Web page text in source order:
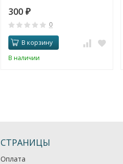
300 ₽
0
В корзину
В наличии
СТРАНИЦЫ
Оплата